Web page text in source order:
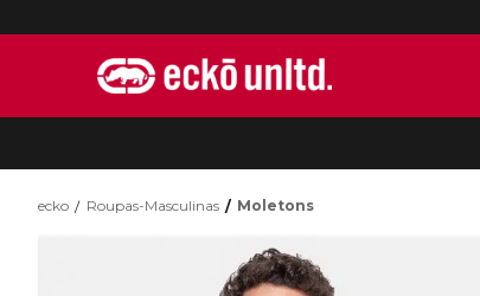
ecko Roupas-Masculinas Moletons